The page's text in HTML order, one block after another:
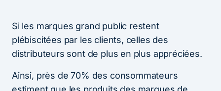
Si les marques grand public restent
plébiscitées par les clients, celles des
distributeurs sont de plus en plus appréciées.
Ainsi, près de 70% des consommateurs